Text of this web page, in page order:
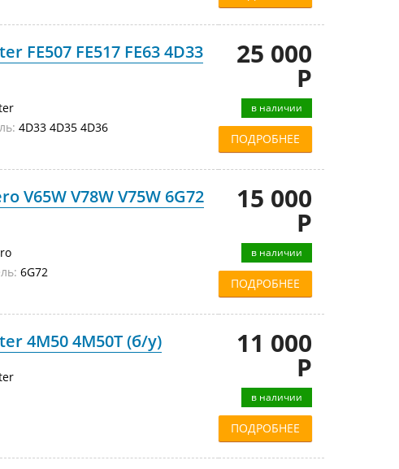
FE507 FE517 FE63 4D33
4D33 4D35 4D36
25 000
Р
в наличии
ПОДРОБНЕЕ
V65W V78W V75W 6G72
6G72
15 000
Р
в наличии
ПОДРОБНЕЕ
4M50 4M50T (б/у) 11 000
Р
в наличии
ПОДРОБНЕЕ